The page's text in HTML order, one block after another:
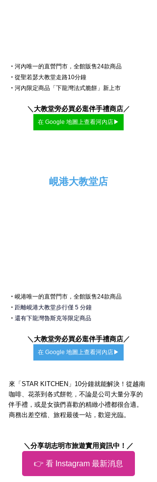
・ 河內唯一的直營門市，全館販售24款商品
・ 從聖若瑟大教堂走路10分鐘
・ 河內限定商品「下龍灣法式脆餅」新上市
＼大教堂旁必買必逛伴手禮商店／
在 Google 地圖上查看河內店▶
峴港大教堂店
・ 峴港唯一的直營門市，全館販售24款商品
・ 距離峴港大教堂步行僅 5 分鐘
・ 還有下龍灣魯斯克等限定商品
＼大教堂旁必買必逛伴手禮商店／
在 Google 地圖上查看河內店▶
來「STAR KITCHEN」10分鐘就能解決！從越南
咖啡、花茶到各式餅乾，不論是公司大量分享的
伴手禮，或是女孩們喜歡的精緻小禮都很合適。
商務出差空檔、旅程最後一站，歡迎光臨。
＼分享胡志明市旅遊實用資訊中！／
👉 看 Instagram 最新消息